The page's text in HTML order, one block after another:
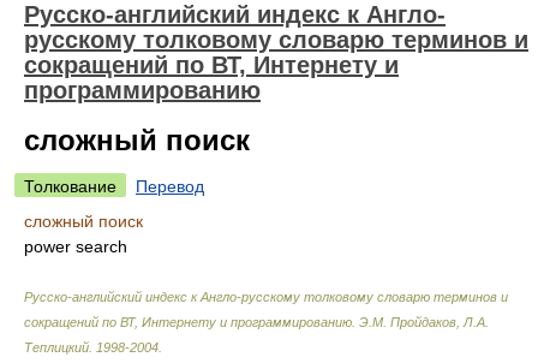
Русско-английский индекс к Англо-
русскому толковому словарю терминов и
сокращений по ВТ, Интернету и
программированию
сложный поиск
Толкование
Перевод
сложный поиск
power search
Русско-английский индекс к Англо-русскому толковому словарю терминов и
сокращений по ВТ, Интернету и программированию Э.М. Пройдаков, Л.А.
Теплицкий 1998-2004